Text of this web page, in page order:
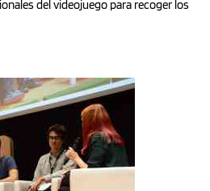
del videojuego para recoger los